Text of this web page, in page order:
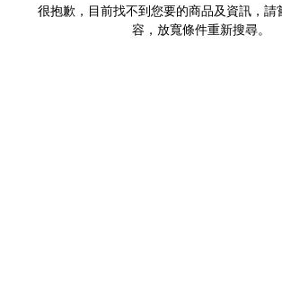
很抱歉，目前找不到您要的商品及資訊，請
容，放寬條件重新搜尋。